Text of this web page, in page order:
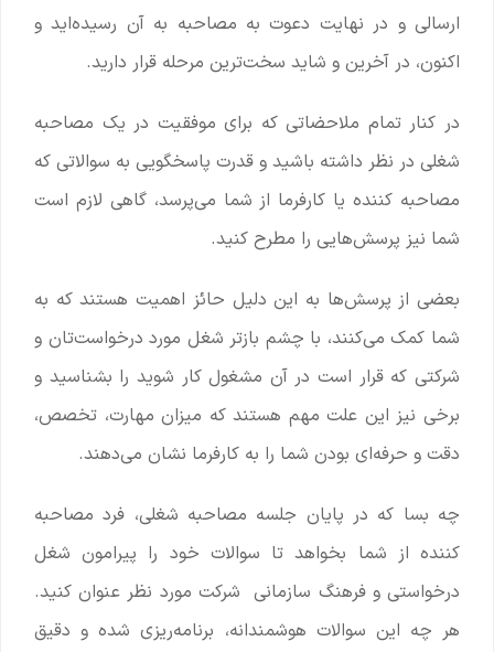
ارسالی و در نهایت دعوت به مصاحبه به آن رسیده‌اید و
اکنون، در آخرین و شاید سخت‌ترین مرحله قرار دارید.
در کنار تمام ملاحضاتی که برای موفقیت در یک مصاحبه
شغلی در نظر داشته باشید و قدرت پاسخگویی به سوالاتی که
مصاحبه کننده یا کارفرما از شما می‌پرسد، گاهی لازم است
شما نیز پرسش‌هایی را مطرح کنید.
بعضی از پرسش‌ها به این دلیل حائز اهمیت هستند که به
شما کمک می‌کنند، با چشم بازتر شغل مورد درخواست‌تان و
شرکتی که قرار است در آن مشغول کار شوید را بشناسید و
برخی نیز این علت مهم هستند که میزان مهارت، تخصص،
دقت و حرفه‌ای بودن شما را به کارفرما نشان می‌دهند.
چه بسا که در پایان جلسه مصاحبه شغلی، فرد مصاحبه
کننده از شما بخواهد تا سوالات خود را پیرامون شغل
درخواستی و فرهنگ سازمانی شرکت مورد نظر عنوان کنید.
هر چه این سوالات هوشمندانه، برنامه‌ریزی شده و دقیق